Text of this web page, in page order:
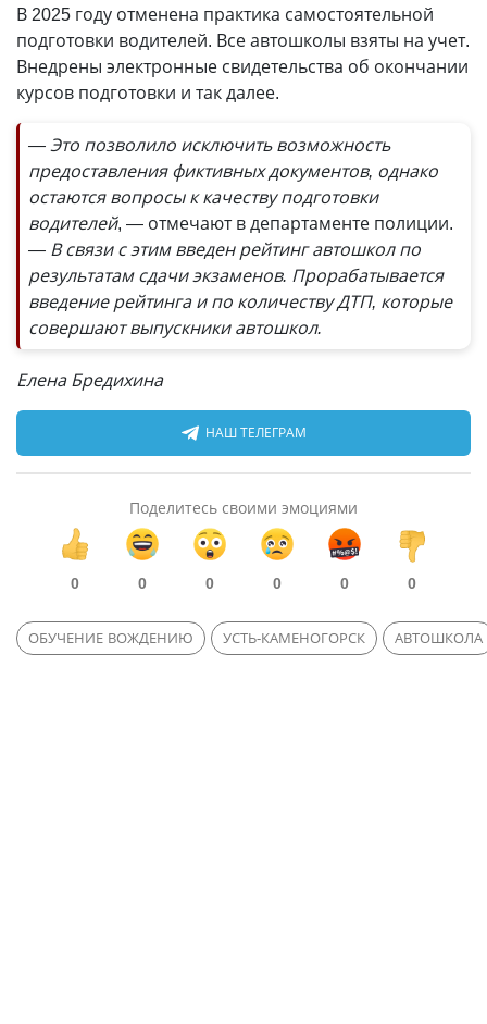
В 2025 году отменена практика самостоятельной
подготовки водителей. Все автошколы взяты на учет.
Внедрены электронные свидетельства об окончании
курсов подготовки и так далее.
— Это позволило исключить возможность
предоставления фиктивных документов, однако
остаются вопросы к качеству подготовки
водителей, — отмечают в департаменте полиции.
— В связи с этим введен рейтинг автошкол по
результатам сдачи экзаменов. Прорабатывается
введение рейтинга и по количеству ДТП, которые
совершают выпускники автошкол.
Елена Бредихина
НАШ ТЕЛЕГРАМ
Поделитесь своими эмоциями
0 0 0 0 0 0
ОБУЧЕНИЕ ВОЖДЕНИЮ УСТЬ-КАМЕНОГОРСК АВТОШКОЛА